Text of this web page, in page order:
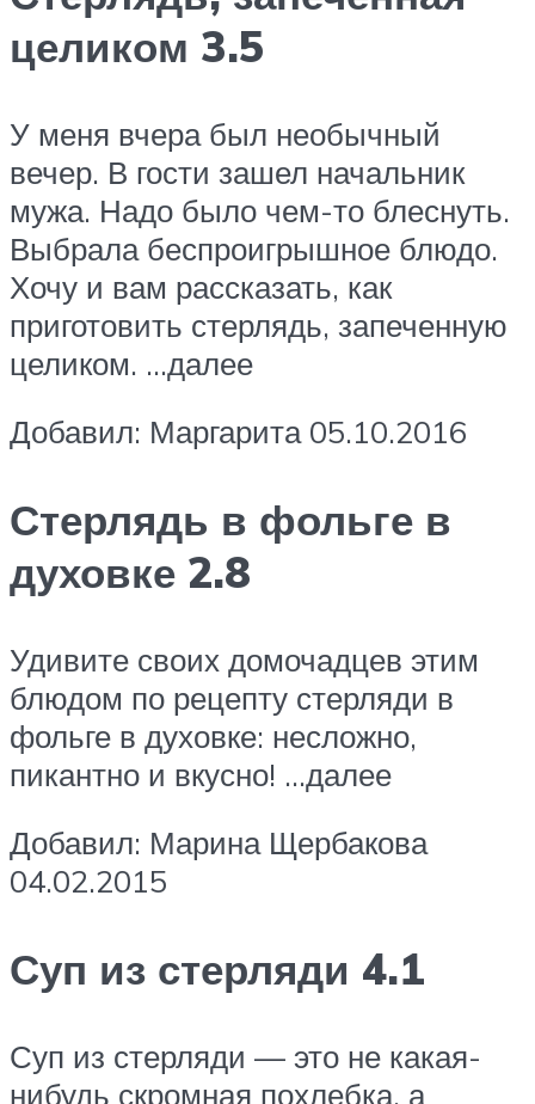
целиком 3.5
У меня вчера был необычный
вечер. В гости зашел начальник
мужа. Надо было чем-то блеснуть.
Выбрала беспроигрышное блюдо.
Хочу и вам рассказать, как
приготовить стерлядь, запеченную
целиком. …далее
Добавил: Маргарита 05.10.2016
Стерлядь в фольге в
духовке 2.8
Удивите своих домочадцев этим
блюдом по рецепту стерляди в
фольге в духовке: несложно,
пикантно и вкусно! …далее
Добавил: Марина Щербакова
04.02.2015
Суп из стерляди 4.1
Суп из стерляди — это не какая-
нибудь скромная похлебка, а